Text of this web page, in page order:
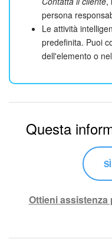
persona
Le attività
predefinita. Puoi
dell'elemento o
Questa
SÌ
Ottieni assistenza